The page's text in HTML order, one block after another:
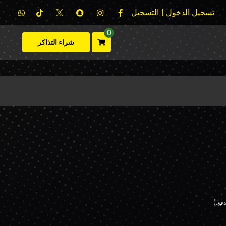
تسجيل الدخول | التسجيل
0
شراء التذاكر